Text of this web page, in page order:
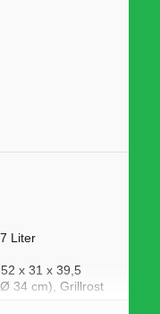
Liter
x 31 x 39,5
34 cm), Grillrost